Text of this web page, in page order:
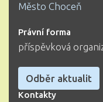
Město Choceň
Právní forma
příspěvková
Odběr aktualit
Kontakty